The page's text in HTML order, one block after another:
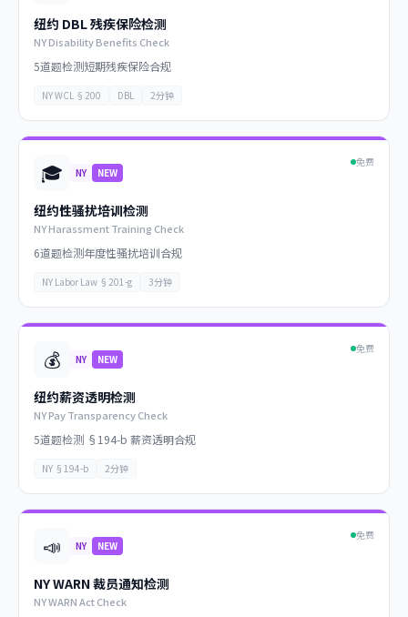
纽约 DBL 残疾保险检测
NY Disability Benefits Check
5道题检测短期残疾保险合规
NY WCL §200 DBL 2分钟
🎓 NY NEW
免费
纽约性骚扰培训检测
NY Harassment Training Check
6道题检测年度性骚扰培训合规
NY Labor Law §201-g 3分钟
💰 NY NEW
免费
纽约薪资透明检测
NY Pay Transparency Check
5道题检测 §194-b 薪资透明合规
NY §194-b 2分钟
📣 NY NEW
免费
NY WARN 裁员通知检测
NY WARN Act Check